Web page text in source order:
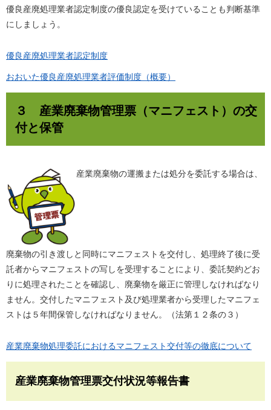
優良産廃処理業者認定制度の優良認定を受けていることも判断基準
にしましょう。
優良産廃処理業者認定制度
おおいた優良産廃処理業者評価制度（概要）
３ 産業廃棄物管理票（マニフェスト）の交
付と保管
産業廃棄物の運搬または処分を委託する場合は、
廃棄物の引き渡しと同時にマニフェストを交付し、処理終了後に受
託者からマニフェストの写しを受理することにより、委託契約どお
りに処理されたことを確認し、廃棄物を厳正に管理しなければなり
ません。交付したマニフェスト及び処理業者から受理したマニフェ
ストは５年間保管しなければなりません。（法第１２条の３）
産業廃棄物処理委託におけるマニフェスト交付等の徹底について
産業廃棄物管理票交付状況等報告書